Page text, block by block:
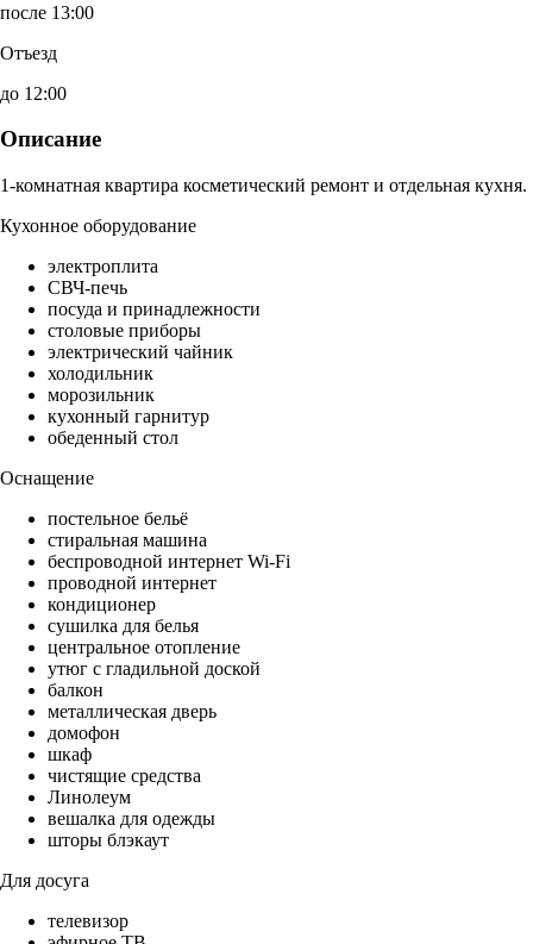
после 13:00
Отъезд
до 12:00
Описание
1-комнатная квартира косметический ремонт и отдельная кухня.
Кухонное оборудование
электроплита
СВЧ-печь
посуда и принадлежности
столовые приборы
электрический чайник
холодильник
морозильник
кухонный гарнитур
обеденный стол
Оснащение
постельное бельё
стиральная машина
беспроводной интернет Wi-Fi
проводной интернет
кондиционер
сушилка для белья
центральное отопление
утюг с гладильной доской
балкон
металлическая дверь
домофон
шкаф
чистящие средства
Линолеум
вешалка для одежды
шторы блэкаут
Для досуга
телевизор